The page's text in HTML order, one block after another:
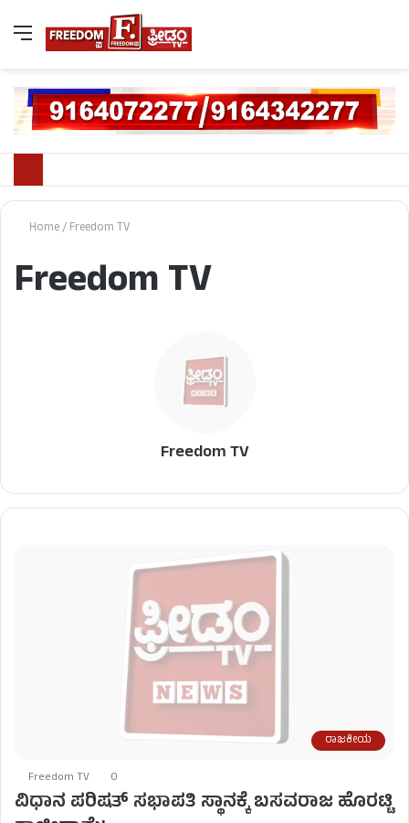
Home/Freedom TV
Freedom TV
Freedom TV
ರಾಜಕೀಯ
Freedom TV 0
ವಿಧಾನ ಪರಿಷತ್ ಸಭಾಪತಿ ಸ್ಥಾನಕ್ಕೆ ಬಸವರಾಜ ಹೊರಟ್ಟಿ